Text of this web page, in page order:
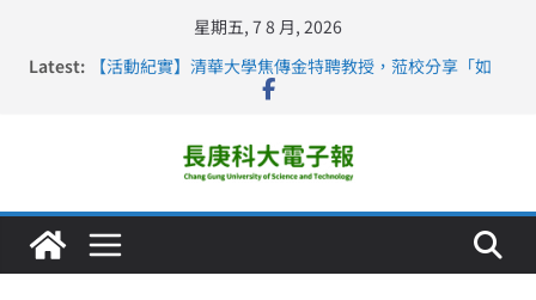
星期五, 7 8 月, 2026
Latest:
【活動紀實】清華大學焦傳金特聘教授，蒞校分享「如
長庚科大連四年穩居《遠見》醫學大學第5名 辦學實力再
深化永續醫療 長庚科大攜菲、印頂尖大學跨國合作
長庚科大護理系勇奪2026羅馬尼亞歐洲盃國際發明展雙
金牌暨雙特別獎 AI智慧照護與護理教育創新獲國際肯定